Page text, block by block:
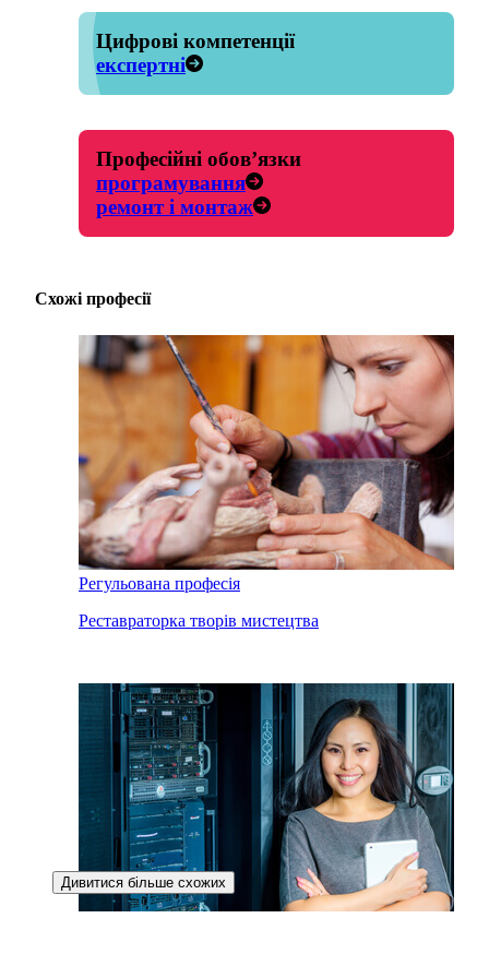
Цифрові компетенції
експертні
Професійні обов’язки
програмування
ремонт і монтаж
Схожі професії
Регульована професія
Pеставраторка творів мистецтва
Дивитися більше схожих